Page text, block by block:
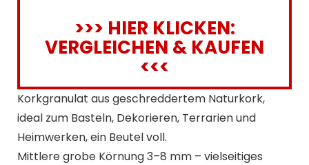
>>> HIER KLICKEN:
VERGLEICHEN & KAUFEN
<<<
Korkgranulat aus geschreddertem Naturkork,
ideal zum Basteln, Dekorieren, Terrarien und
Heimwerken, ein Beutel voll.
Mittlere grobe Körnung 3–8 mm – vielseitiges